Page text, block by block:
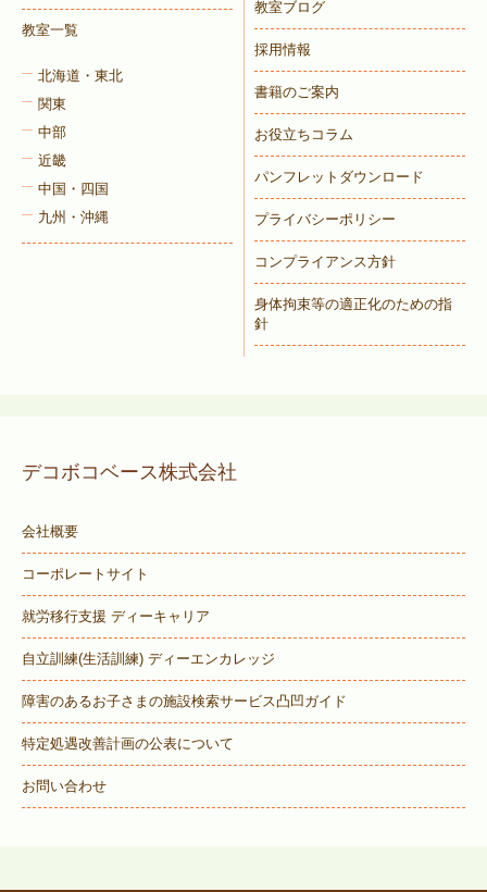
教室一覧
北海道・東北
関東
中部
近畿
中国・四国
九州・沖縄
教室ブログ
採用情報
書籍のご案内
お役立ちコラム
パンフレットダウンロード
プライバシーポリシー
コンプライアンス方針
身体拘束等の適正化のための指
針
デコボコベース株式会社
会社概要
コーポレートサイト
就労移行支援 ディーキャリア
自立訓練(生活訓練) ディーエンカレッジ
障害のあるお子さまの施設検索サービス凸凹ガイド
特定処遇改善計画の公表について
お問い合わせ